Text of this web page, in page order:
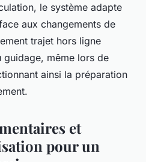
le système adapte
aux changements de
trajet hors ligne
guidage, même lors de
ainsi la préparation
et
pour un